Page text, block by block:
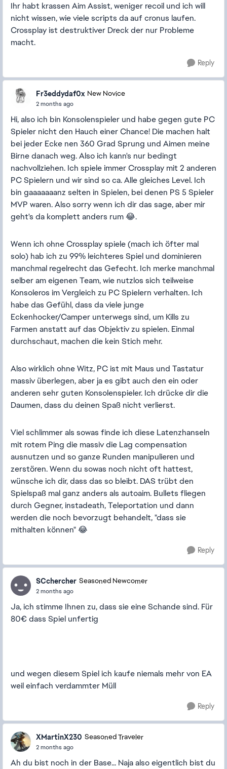
Ihr habt krassen Aim Assist, weniger recoil und ich will
nicht wissen, wie viele scripts da auf cronus laufen.
Crossplay ist destruktiver Dreck der nur Probleme
macht.
Reply
Fr3eddydaf0x New Novice
2 months ago
Hi, also ich bin Konsolenspieler und habe gegen gute PC
Spieler nicht den Hauch einer Chance! Die machen halt
bei jeder Ecke nen 360 Grad Sprung und Aimen meine
Birne danach weg. Also ich kann's nur bedingt
nachvollziehen. Ich spiele immer Crossplay mit 2 anderen
PC Spielern und wir sind so ca. Alle gleiches Level. Ich
bin gaaaaaaanz selten in Spielen, bei denen PS 5 Spieler
MVP waren. Also sorry wenn ich dir das sage, aber mir
geht's da komplett anders rum 😂.
Wenn ich ohne Crossplay spiele (mach ich öfter mal
solo) hab ich zu 99% leichteres Spiel und dominieren
manchmal regelrecht das Gefecht. Ich merke manchmal
selber am eigenen Team, wie nutzlos sich teilweise
Konsoleros im Vergleich zu PC Spielern verhalten. Ich
habe das Gefühl, dass da viele junge
Eckenhocker/Camper unterwegs sind, um Kills zu
Farmen anstatt auf das Objektiv zu spielen. Einmal
durchschaut, machen die kein Stich mehr.
Also wirklich ohne Witz, PC ist mit Maus und Tastatur
massiv überlegen, aber ja es gibt auch den ein oder
anderen sehr guten Konsolenspieler. Ich drücke dir die
Daumen, dass du deinen Spaß nicht verlierst.
Viel schlimmer als sowas finde ich diese Latenzhanseln
mit rotem Ping die massiv die Lag compensation
ausnutzen und so ganze Runden manipulieren und
zerstören. Wenn du sowas noch nicht oft hattest,
wünsche ich dir, dass das so bleibt. DAS trübt den
Spielspaß mal ganz anders als autoaim. Bullets fliegen
durch Gegner, instadeath, Teleportation und dann
werden die noch bevorzugt behandelt, "dass sie
mithalten können" 😂
Reply
SCchercher Seasoned Newcomer
2 months ago
Ja, ich stimme Ihnen zu, dass sie eine Schande sind. Für
80€ dass Spiel unfertig
und wegen diesem Spiel ich kaufe niemals mehr von EA
weil einfach verdammter Müll
Reply
XMartinX230 Seasoned Traveler
2 months ago
Ah du bist noch in der Base... Naja also eigentlich bist du